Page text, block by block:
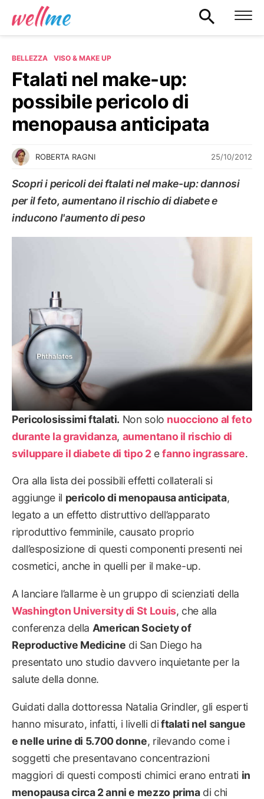
BELLEZZA VISO & MAKE UP
Ftalati nel make-up:
possibile pericolo di
menopausa anticipata
ROBERTA RAGNI 25/10/2012
Scopri i pericoli dei ftalati nel make-up: dannosi
per il feto, aumentano il rischio di diabete e
inducono l'aumento di peso
Pericolosissimi ftalati. Non solo nuocciono al feto
durante la gravidanza, aumentano il rischio di
sviluppare il diabete di tipo 2efanno ingrassare.
Ora alla lista dei possibili effetti collaterali si
aggiunge il pericolo di menopausa anticipata,
legato a un effetto distruttivo dell’apparato
riproduttivo femminile, causato proprio
dall’esposizione di questi componenti presenti nei
cosmetici, anche in quelli per il make-up.
A lanciare l’allarme è un gruppo di scienziati della
Washington University di St Louis, che alla
conferenza della American Society of
Reproductive Medicine di San Diego ha
presentato uno studio davvero inquietante per la
salute della donne.
Guidati dalla dottoressa Natalia Grindler, gli esperti
hanno misurato, infatti, i livelli diftalati nel sangue
e nelle urine di 5.700 donne, rilevando come i
soggetti che presentavano concentrazioni
maggiori di questi composti chimici erano entrati in
menopausa circa 2 anni e mezzo primadi chi